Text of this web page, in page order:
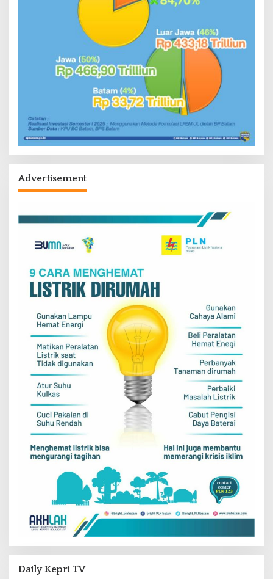
Advertisement
Daily Kepri TV